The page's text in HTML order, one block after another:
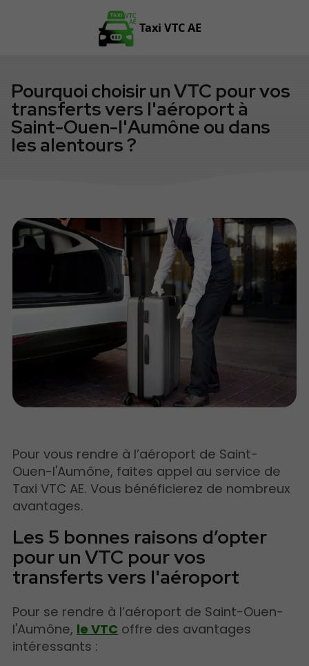
VTC
AE Taxi VTC AE
Pourquoi choisir un VTC pour vos
transferts vers l'aéroport à
Saint-Ouen-l'Aumône ou dans
les alentours ?
Pour vous rendre à l’aéroport de Saint-
Ouen-l'Aumône, faites appel au service de
Taxi VTC AE. Vous bénéficierez de nombreux
avantages.
Les 5 bonnes raisons d’opter
pour un VTC pour vos
transferts vers l'aéroport
Pour se rendre à l’aéroport de Saint-Ouen-
l'Aumône, le VTC offre des avantages
intéressants :